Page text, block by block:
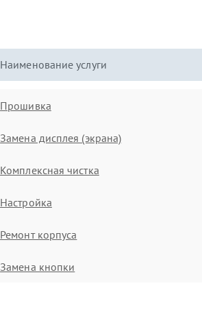
Наименование услуги
Прошивка
Замена дисплея (экрана)
Комплексная чистка
Настройка
Ремонт корпуса
Замена кнопки